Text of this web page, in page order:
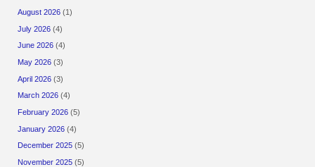
August 2026 (1)
July 2026 (4)
June 2026 (4)
May 2026 (3)
April 2026 (3)
March 2026 (4)
February 2026 (5)
January 2026 (4)
December 2025 (5)
November 2025 (5)